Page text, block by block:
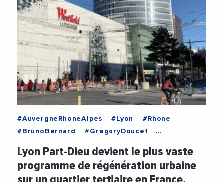
#AuvergneRhoneAlpes #Lyon
#Rhone
#BrunoBernard
#GregoryDoucet
#TransitionEcologique
#Urbanisme
#VilleDeLyon
Lyon Part-Dieu devient le plus vaste
programme de régénération urbaine